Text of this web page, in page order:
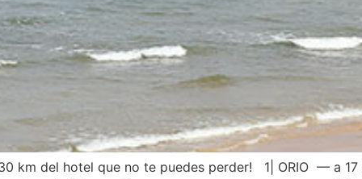
km del hotel que no te puedes perder! 1| ORIO — a